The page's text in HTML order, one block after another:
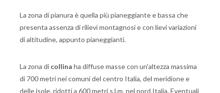
La zona di pianura è quella più pianeggiante e bassa che
presenta assenza di rilievi montagnosi e con lievi variazioni
di altitudine, appunto pianeggianti.
La zona di collina ha diffuse masse con un'altezza massima
di 700 metri nei comuni del centro Italia, del meridione e
delle isole, ridotti a 600 metri s.l.m. nel nord Italia. Eventuali